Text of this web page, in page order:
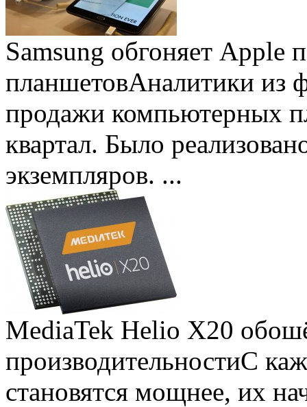
Samsung обгоняет Apple
планшетовАналитики из
продажи компьютерных
квартал. Было
экземпляров. ...
MediaTek Helio X20
производительностиС
становятся мощнее, их